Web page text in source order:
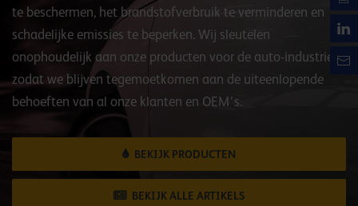
te beschermen, het brandstofverbruik te verminderen en
schadelijke emissies te beperken. Wij sleutelen
onophoudelijk aan onze producten voor de auto-industrie
zodat we blijven tegemoetkomen aan de uiteenlopende
behoeften van al onze klanten en OEM’s.
BEKIJK PRODUCTEN
BEKIJK ALLE ARTIKELS